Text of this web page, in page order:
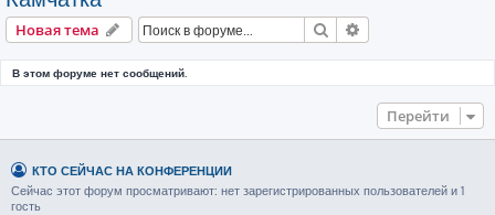
Новая тема Поиск
В этом форуме нет сообщений.
Перейти
КТО СЕЙЧАС НА КОНФЕРЕНЦИИ
Сейчас этот форум просматривают: нет зарегистрированных пользователей и 1
гость